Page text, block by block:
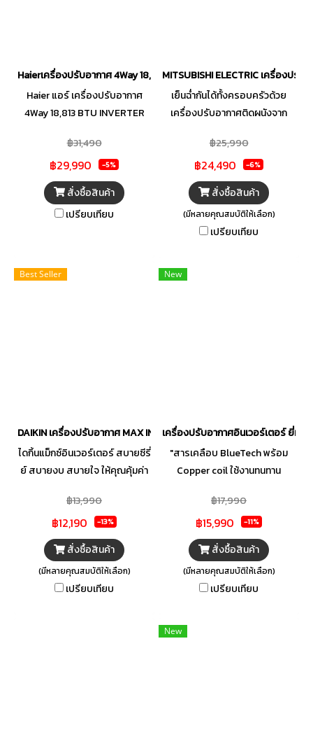
Haierเครื่องปรับอากาศ 4Way 18,813 BTU INVERTER 220V รุ่น
Haier แอร์ เครื่องปรับอากาศ
4Way 18,813 BTU INVERTER
฿31,490
฿29,990 -5%
สั่งซื้อสินค้า
เปรียบเทียบ
MITSUBISHI ELECTRIC เครื่องปรับ
เย็นฉ่ำกันได้ทั้งครอบครัวด้วย
เครื่องปรับอากาศติดผนังจาก
ได้ถึง 8 เมตร ให้ความเย็นกระจาย
ได้อย่างทั่วถึงทั้งห้อง พร้อม
เทคโนโลยีการทำงานของเครื่อง
อันทันสมัย ลดการสูญเสีย
พลังงาน เครื่องทำงานได้เงียบไม่
รบกวนการพักผ่อน อีกทั้งยัง
ได้ถึง 2.5 ไมครอนได้อย่างมี
฿25,990
฿24,490 -6%
สั่งซื้อสินค้า
(มีหลายคุณสมบัติให้เลือก)
เปรียบเทียบ
Best Seller
DAIKIN เครื่องปรับอากาศ MAX INVERTER SABAI SERIES FTKB-
ไดกิ้นแม็กซ์อินเวอร์เตอร์ สบายซีรี่
ย์ สบายงบ สบายใจ ให้คุณคุ้มค่า
เฉลี่ยเพียง 2.5 บาทต่อชั่วโมง*
แถมเสียงยังเงียบสบาย 19 เดซิ
เบล* เสียงเบาเท่ากระซิบ ได
กิ้นแม็กซ์อินเวอร์เตอร์ สบายซีรี่ย์
ไดกิ้นการันตีคุณภาพ ด้วยรางวัล
อุตสาหกรรมดีเด่น 3 ปีซ้อน จาก
฿13,990
฿12,190 -13%
สั่งซื้อสินค้า
(มีหลายคุณสมบัติให้เลือก)
เปรียบเทียบ
New
เครื่องปรับอากาศอินเวอร์เตอร์ ยี่ห้อ
"สารเคลือบ BlueTech พร้อม
Copper coil ใช้งานทนทาน
การสะสมของเชื้อรา ประหยัด
พลังงาน เป็นมิตรกับสิ่งแวดล้อม"
฿17,990
฿15,990 -11%
สั่งซื้อสินค้า
(มีหลายคุณสมบัติให้เลือก)
เปรียบเทียบ
New